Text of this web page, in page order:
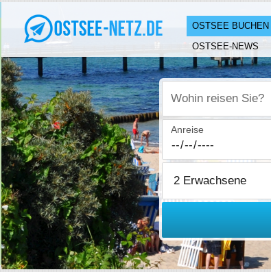
OSTSEE BUCHEN
OSTSEE-NEWS
Wohin reisen Sie?
Anreise